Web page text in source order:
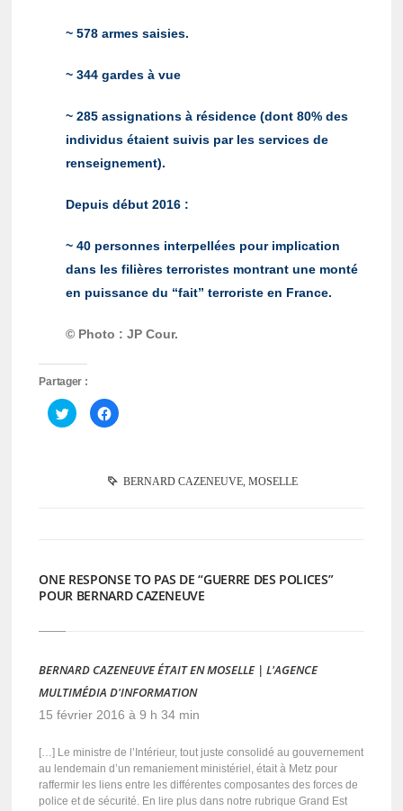
~ 578 armes saisies.
~ 344 gardes à vue
~ 285 assignations à résidence (dont 80% des
individus étaient suivis par les services de
renseignement).
Depuis début 2016 :
~ 40 personnes interpellées pour implication
dans les filières terroristes montrant une monté
en puissance du “fait” terroriste en France.
© Photo : JP Cour.
Partager :
Cliquez
pour
partager
nouvelle
Cliquez
pour
une
nouvelle
BERNARD CAZENEUVE, MOSELLE
ONE RESPONSE TO PAS DE “GUERRE DES POLICES”
POUR BERNARD CAZENEUVE
BERNARD CAZENEUVE ÉTAIT EN MOSELLE | L'AGENCE
MULTIMÉDIA D'INFORMATION
15 février 2016 à 9 h 34 min
[…] Le ministre de l’Intérieur, tout juste consolidé au gouvernement
au lendemain d’un remaniement ministériel, était à Metz pour
raffermir les liens entre les différentes composantes des forces de
police et de sécurité. En lire plus dans notre rubrique Grand Est